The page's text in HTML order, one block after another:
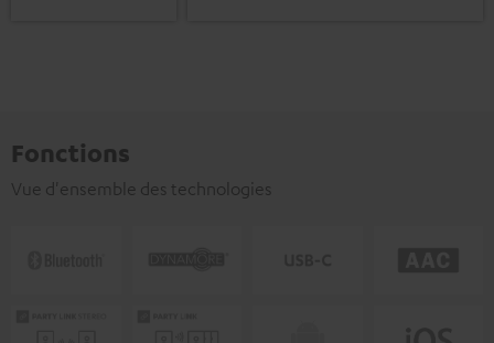
Fonctions
Vue d'ensemble des technologies